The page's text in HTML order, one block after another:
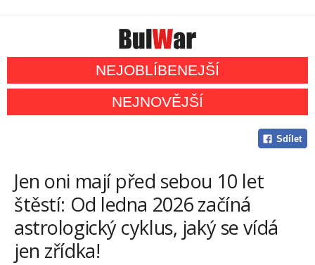
NEJOBLÍBENEJŠÍ
NEJNOVĚJŠÍ
Sdílet
Jen oni mají před sebou 10 let
štěstí: Od ledna 2026 začíná
astrologický cyklus, jaký se vídá
jen zřídka!